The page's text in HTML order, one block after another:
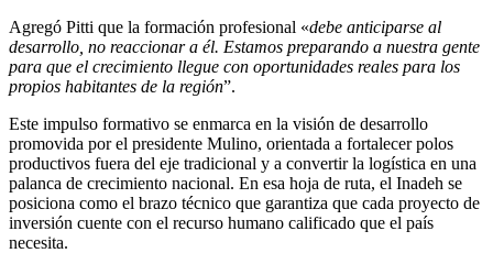
Agregó Pitti que la formación profesional «debe anticiparse al
desarrollo, no reaccionar a él. Estamos preparando a nuestra gente
para que el crecimiento llegue con oportunidades reales para los
propios habitantes de la región”.
Este impulso formativo se enmarca en la visión de desarrollo
promovida por el presidente Mulino, orientada a fortalecer polos
productivos fuera del eje tradicional y a convertir la logística en una
palanca de crecimiento nacional. En esa hoja de ruta, el Inadeh se
posiciona como el brazo técnico que garantiza que cada proyecto de
inversión cuente con el recurso humano calificado que el país
necesita.